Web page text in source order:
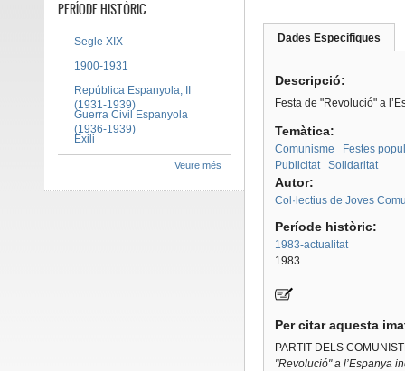
Dades Especifiques
Descripció:
Festa de "Revolució" a
Temàtica:
Comunisme
Festes
Publicitat
Solidaritat
Autor:
Col·lectius de Joves
Període històric:
1983-actualitat
1983
Per citar aquesta
PARTIT DELS
"Revolució" a l’Espanya
PERÍODE HISTÒRIC
Segle XIX
1900-1931
República Espanyola, II
(1931-1939)
Guerra Civil Espanyola
(1936-1939)
Exili
Veure més